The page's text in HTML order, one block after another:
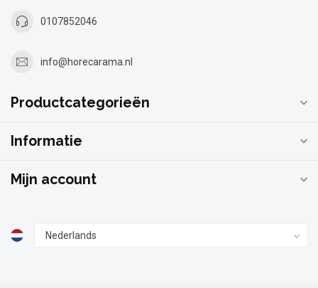
0107852046
info@horecarama.nl
Productcategorieën
Informatie
Mijn account